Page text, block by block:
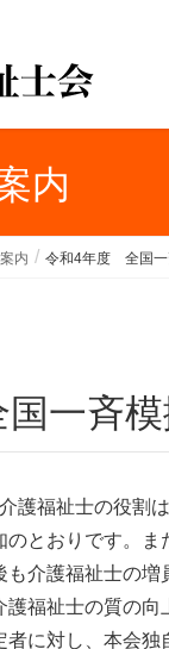
内
内 令和4年度 全国一
国一斉
護福祉士の役割
とおりです。
介護福祉士の
福祉士の質の向
に対し、本会